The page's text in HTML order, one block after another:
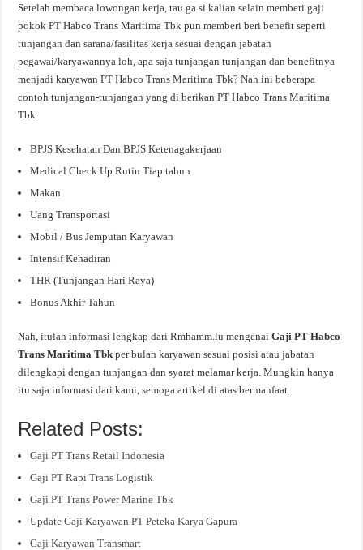
Setelah membaca lowongan kerja, tau ga si kalian selain memberi gaji
pokok PT Habco Trans Maritima Tbk pun memberi beri benefit seperti
tunjangan dan sarana/fasilitas kerja sesuai dengan jabatan
pegawai/karyawannya loh, apa saja tunjangan tunjangan dan benefitnya
menjadi karyawan PT Habco Trans Maritima Tbk? Nah ini beberapa
contoh tunjangan-tunjangan yang di berikan PT Habco Trans Maritima
Tbk:
BPJS Kesehatan Dan BPJS Ketenagakerjaan
Medical Check Up Rutin Tiap tahun
Makan
Uang Transportasi
Mobil / Bus Jemputan Karyawan
Intensif Kehadiran
THR (Tunjangan Hari Raya)
Bonus Akhir Tahun
Nah, itulah informasi lengkap dari Rmhamm.lu mengenaiGaji PT Habco
Trans Maritima Tbkper bulan karyawan sesuai posisi atau jabatan
dilengkapi dengan tunjangan dan syarat melamar kerja. Mungkin hanya
itu saja informasi dari kami, semoga artikel di atas bermanfaat.
Related Posts:
Gaji PT Trans Retail Indonesia
Gaji PT Rapi Trans Logistik
Gaji PT Trans Power Marine Tbk
Update Gaji Karyawan PT Peteka Karya Gapura
Gaji Karyawan Transmart